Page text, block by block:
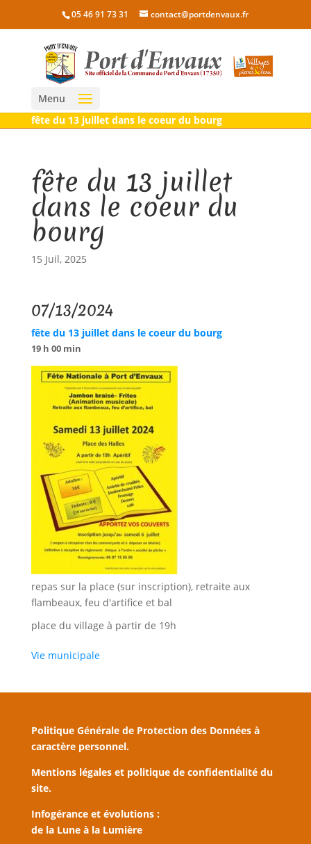
05 46 91 73 31 contact@portdenvaux.fr
Menu
fête du 13 juillet dans le coeur du bourg
fête du 13 juillet
dans le coeur du
bourg
15 Juil, 2025
07/13/2024
fête du 13 juillet dans le coeur du bourg
19 h 00 min
repas sur la place (sur inscription), retraite aux
flambeaux, feu d'artifice et bal
place du village à partir de 19h
Vie municipale
Politique Générale de Protection des Données à
caractère personnel.
Mentions légales et politique de confidentialité du
site.
Infogérance et évolutions :
de la Lune à la Lumière